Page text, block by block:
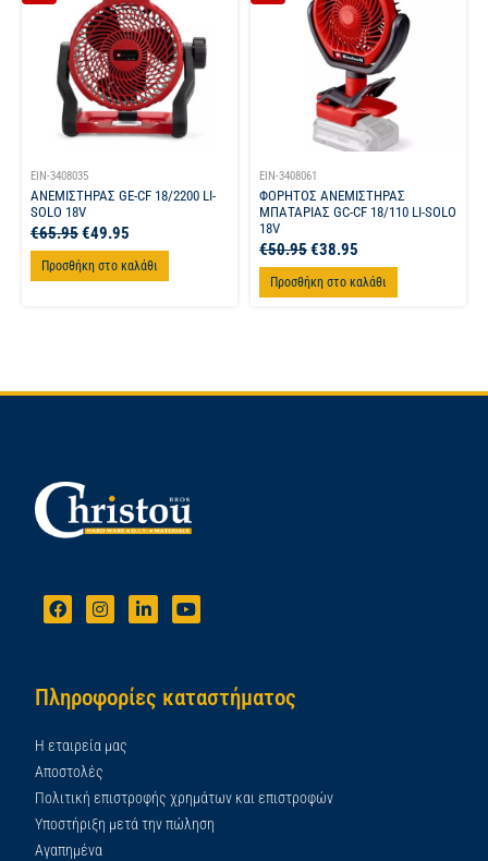
EIN-3408035
ΑΝΕΜΙΣΤΗΡΑΣ GE-CF 18/2200 LI-
SOLO 18V
€65.95€49.95
Προσθήκη στο καλάθι
EIN-3408061
ΦΟΡΗΤΟΣ ΑΝΕΜΙΣΤΗΡΑΣ
ΜΠΑΤΑΡΙΑΣ GC-CF 18/110 LI-SOLO
18V
€50.95€38.95
Προσθήκη στο καλάθι
Πληροφορίες καταστήματος
Η εταιρεία μας
Αποστολές
Πολιτική επιστροφής χρημάτων και επιστροφών
Υποστήριξη μετά την πώληση
Αγαπημένα